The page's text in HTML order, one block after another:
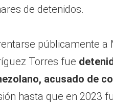
de detenidos.
públicamente
Torres fue
acusado de
hasta que en 2023